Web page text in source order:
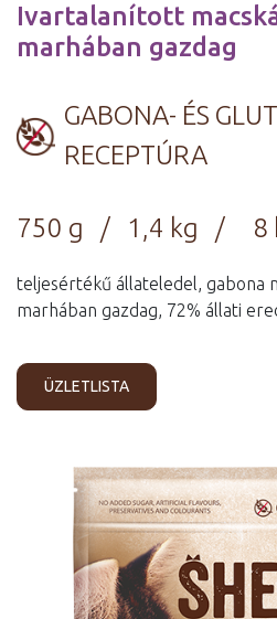
Ivartalanított
marhában gazdag
GABONA- ÉS
RECEPTÚRA
750 g / 1,4 kg / 8
teljesértékű állateledel, gabona
marhában gazdag, 72% állati
ÜZLETLISTA